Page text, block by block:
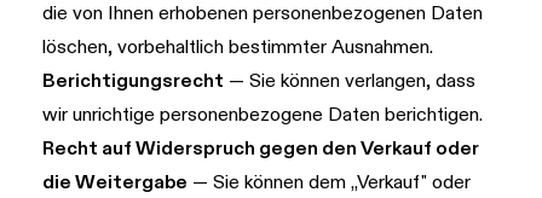
die von Ihnen erhobenen personenbezogenen Daten
löschen, vorbehaltlich bestimmter Ausnahmen.
Berichtigungsrecht — Sie können verlangen, dass
wir unrichtige personenbezogene Daten berichtigen.
Recht auf Widerspruch gegen den Verkauf oder
die Weitergabe — Sie können dem „Verkauf" oder